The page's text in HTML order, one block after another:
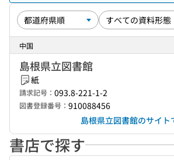
中国
島根県立図書館
紙
請求記号： 093.8-221-1-2
図書登録番号： 910088456
島根県立図書館のサイト
書店で探す